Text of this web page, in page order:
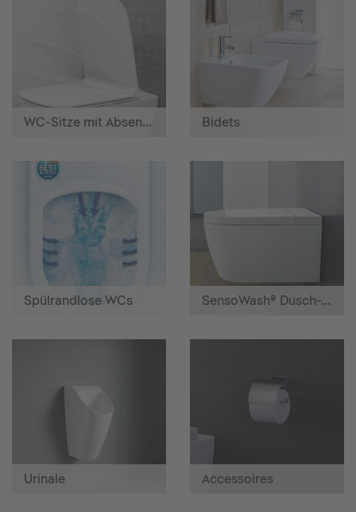
WC-Sitze mit Absenkautomatik Bidets
Spülrandlose WCs SensoWash® Dusch-WCs
Urinale Accessoires